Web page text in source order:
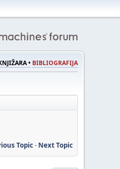
• BIBLIOGRAFIJA
Topic- Next Topic